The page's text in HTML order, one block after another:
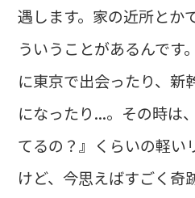
遇します。家の近所とか
ういうことがあるんです
に東京で出会ったり、新
になったり...。その時は
てるの？』くらいの軽い
けど、今思えばすごく奇